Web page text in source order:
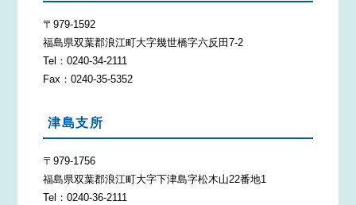
〒979-1592
福島県双葉郡浪江町大字幾世橋字六反田7-2
Tel：0240-34-2111
Fax：0240-35-5352
津島支所
〒979-1756
福島県双葉郡浪江町大字下津島字松木山22番地1
Tel：0240-36-2111